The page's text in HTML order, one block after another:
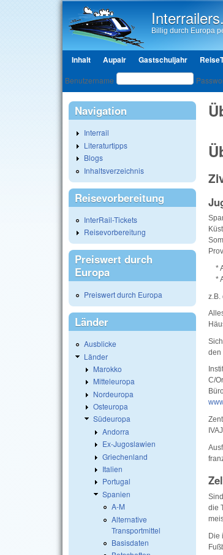
Billig durch Europa
Hauptmenü
Inhalt Aupair Gastschuljahr
Benutzeranmeldung
Benutzername
*
*
z.B.
den
C/
die
Die
Navigation
Interrail
Literaturtipps
Blogs
Inhaltsverzeichnis
Reisevorbereitung
InterRail-Tickets
Reisevorbereitung
Preiswert durch
Europa
Preiswert durch Europa
Länder
Ausblicke
Länder
Marokko
Mitteleuropa
Nordeuropa
Osteuropa
Südeuropa
Andorra
Ex-Jugoslawien
Griechenland
Italien
Portugal
Spanien
A-M
Alternative
Transportmittel
Basisdaten